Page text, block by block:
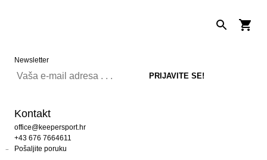
Newsletter
Kontakt
office@keepersport.hr
+43 676 7664611
Pošaljite poruku